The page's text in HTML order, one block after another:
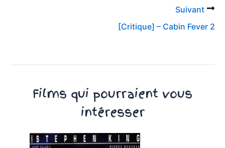
Suivant
[Critique] – Cabin Fever 2
Films qui pourraient vous
intéresser